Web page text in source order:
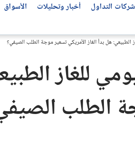
شركات التداول أخبار وتحليلات الأسواق
الطبيعي: هل بدأ الغاز الأمريكي تسعير موجة الطلب الصيفي؟
للغاز
الطلب